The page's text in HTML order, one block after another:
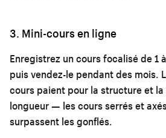
3. Mini-cours en ligne
Enregistrez un cours focalisé de 1
puis vendez-le pendant des mois.
cours paient pour la structure et la
longueur — les cours serrés et
surpassent les gonflés.